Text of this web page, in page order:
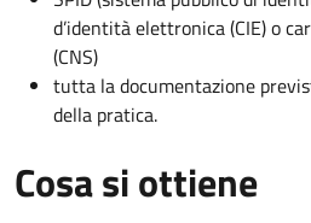
d’identità elettronica (CIE) o
(CNS)
tutta la documentazione
della pratica.
Cosa si ottiene